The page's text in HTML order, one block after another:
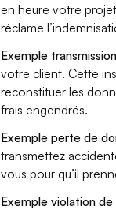
en heure votre
réclame
Exemple
votre client. Cette
reconstituer les
frais engendrés.
Exemple perte de
transmettez
vous pour qu’il
Exemple violation